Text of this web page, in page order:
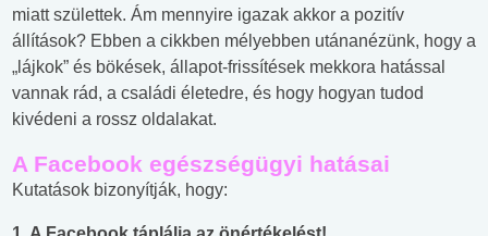
miatt születtek. Ám mennyire igazak akkor a pozitív
állítások? Ebben a cikkben mélyebben utánanézünk, hogy a
„lájkok” és bökések, állapot-frissítések mekkora hatással
vannak rád, a családi életedre, és hogy hogyan tudod
kivédeni a rossz oldalakat.
A Facebook egészségügyi hatásai
Kutatások bizonyítják, hogy: